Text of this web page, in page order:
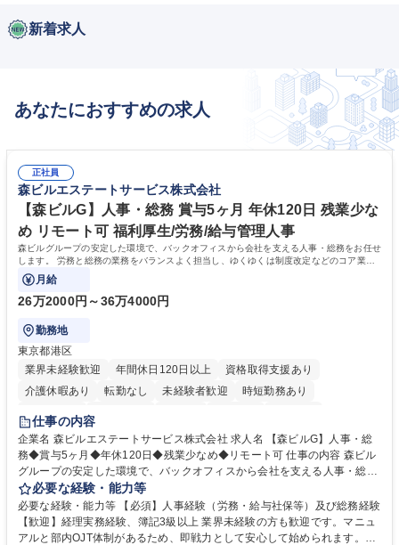
新着求人
あなたにおすすめの求人
正社員
森ビルエステートサービス株式会社
【森ビルG】人事・総務 賞与5ヶ月 年休120日 残業少な
め リモート可 福利厚生/労務/給与管理人事
森ビルグループの安定した環境で、バックオフィスから会社を支える人事・総務をお任せ
します。 労務と総務の業務をバランスよく担当し、ゆくゆくは制度改定などのコア業務
にも挑戦できる、やりがいある環境です。
月給
26万2000円～36万4000円
勤務地
東京都港区
業界未経験歓迎
年間休日120日以上
資格取得支援あり
介護休暇あり
転勤なし 未経験者歓迎
時短勤務あり
経験者歓迎
完全週休2日制
交通費支給 長期歓迎 駅近5分以内 土日祝休み
仕事の内容
企業名 森ビルエステートサービス株式会社 求人名 【森ビルG】人事・総
務◆賞与5ヶ月◆年休120日◆残業少なめ◆リモート可 仕事の内容 森ビル
グループの安定した環境で、バックオフィスから会社を支える人事・総務
をお任せします。 労務と総務の業務をバランスよく担当し、ゆくゆくは制
度改定などのコア業務にも挑戦できる、やりがいある環境です。 ■勤怠管
理、給与計算、社会保険手続き、年末調整等の労務管理全般 ■入退社手続
き、社内規定の改定や人事制度改定などのコア業務 ■社内イベントの企画
必要な経験・能力等
必要な経験・能力等 【必須】人事経験（労務・給与社保等）及び総務経験
【歓迎】経理実務経験、簿記3級以上 業界未経験の方も歓迎です。マニュ
アルと部内OJT体制があるため、即戦力として安心して始められます。